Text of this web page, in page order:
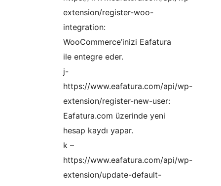
extension/register-woo-
integration:
WooCommerce’inizi Eafatura
ile entegre eder.
j-
https://www.eafatura.com/api/wp-
extension/register-new-user:
Eafatura.com üzerinde yeni
hesap kaydı yapar.
k –
https://www.eafatura.com/api/wp-
extension/update-default-